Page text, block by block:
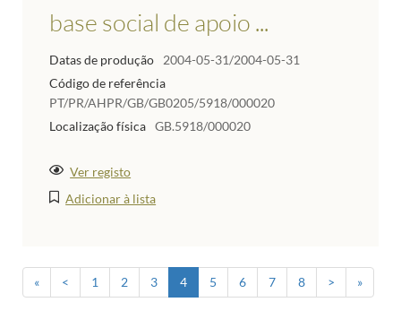
base social de apoio ...
Datas de produção
2004-05-31/2004-05-31
Código de referência
PT/PR/AHPR/GB/GB0205/5918/000020
Localização física GB.5918/000020
Ver registo
Adicionar à lista
« < 1 2 3 4 5 6 7 8 > »